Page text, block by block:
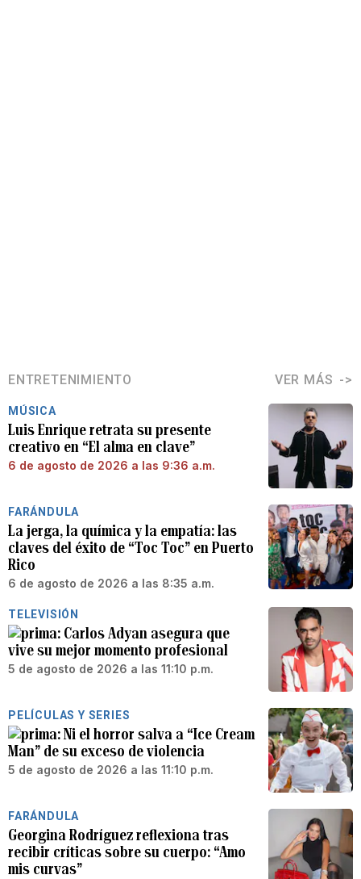
ENTRETENIMIENTO VER MÁS
MÚSICA
Luis Enrique retrata su presente
creativo en “El alma en clave”
6 de agosto de 2026 a las 9:36 a.m.
FARÁNDULA
La jerga, la química y la empatía: las
claves del éxito de “Toc Toc” en Puerto
Rico
6 de agosto de 2026 a las 8:35 a.m.
TELEVISIÓN
Carlos Adyan asegura que
vive su mejor momento profesional
5 de agosto de 2026 a las 11:10 p.m.
PELÍCULAS Y SERIES
Ni el horror salva a “Ice Cream
Man” de su exceso de violencia
5 de agosto de 2026 a las 11:10 p.m.
FARÁNDULA
Georgina Rodríguez reflexiona tras
recibir críticas sobre su cuerpo: “Amo
mis curvas”